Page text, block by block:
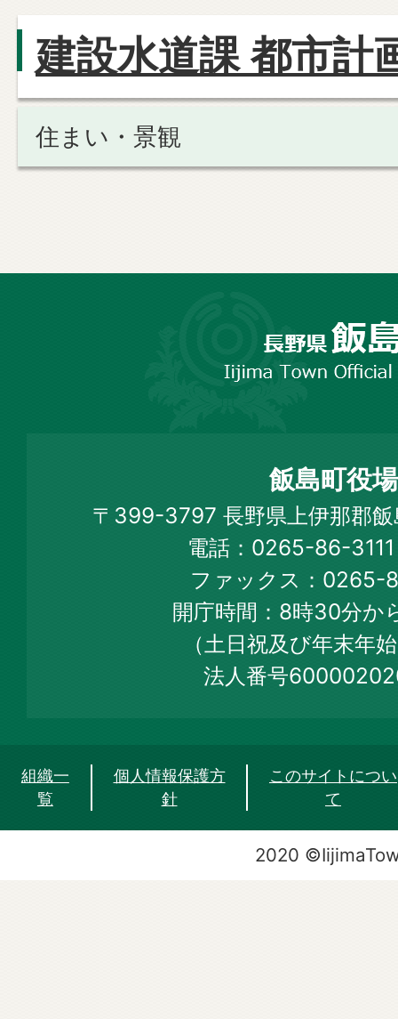
建設水道課 都市計
住まい・景観
Town
Official
Web
Site
飯島町役場
〒399-3797 長野県上伊那郡
電話：0265-86-
ファックス：0265-
開庁時間：8時30分か
（土日祝及び年末年
法人番号
組織一
覧
個人情報保護方
針
このサイトについ
て
2020